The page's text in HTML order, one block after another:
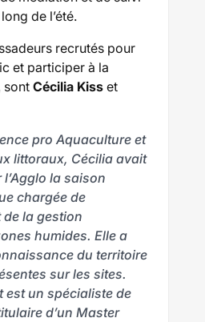
de l’été.
recrutés pour
et participer à la
sont Cécilia Kisset
pro Aquaculture et
littoraux, Cécilia avait
la saison
chargée de
la gestion
humides. Elle a
du territoire
sur les sites.
est un spécialiste de
d’un Master